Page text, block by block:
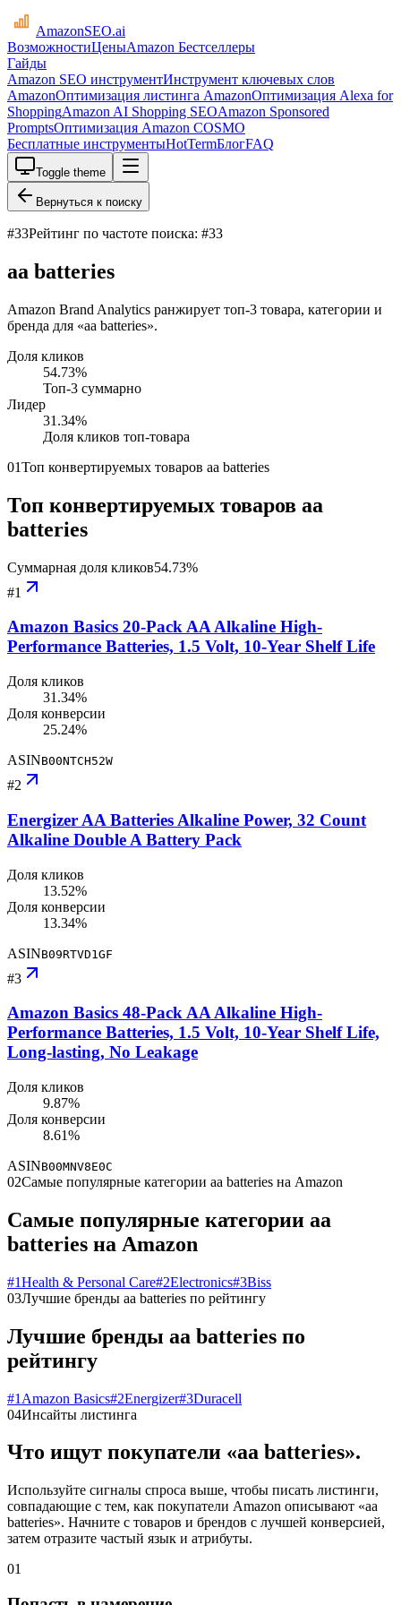
AmazonSEO.ai
ВозможностиЦеныAmazon Бестселлеры
Гайды
Amazon SEO инструментИнструмент ключевых слов
AmazonОптимизация листинга AmazonОптимизация Alexa for
ShoppingAmazon AI Shopping SEOAmazon Sponsored
PromptsОптимизация Amazon COSMO
Бесплатные инструментыHotTermБлогFAQ
Toggle theme
Вернуться к поиску
#33Рейтинг по частоте поиска: #33
aa batteries
Amazon Brand Analytics ранжирует топ-3 товара, категории и
бренда для «aa batteries».
Доля кликов
54.73%
Топ-3 суммарно
Лидер
31.34%
Доля кликов топ-товара
01Топ конвертируемых товаров aa batteries
Топ конвертируемых товаров aa
batteries
Суммарная доля кликов54.73%
#1
Amazon Basics 20-Pack AA Alkaline High-
Performance Batteries, 1.5 Volt, 10-Year Shelf Life
Доля кликов
31.34%
Доля конверсии
25.24%
ASINB00NTCH52W
#2
Energizer AA Batteries Alkaline Power, 32 Count
Alkaline Double A Battery Pack
Доля кликов
13.52%
Доля конверсии
13.34%
ASINB09RTVD1GF
#3
Amazon Basics 48-Pack AA Alkaline High-
Performance Batteries, 1.5 Volt, 10-Year Shelf Life,
Long-lasting, No Leakage
Доля кликов
9.87%
Доля конверсии
8.61%
ASINB00MNV8E0C
02Самые популярные категории aa batteries на Amazon
Самые популярные категории aa
batteries на Amazon
#1Health & Personal Care#2Electronics#3Biss
03Лучшие бренды aa batteries по рейтингу
Лучшие бренды aa batteries по
рейтингу
#1 Amazon Basics#2Energizer#3Duracell
04Инсайты листинга
Что ищут покупатели «aa batteries».
Используйте сигналы спроса выше, чтобы писать листинги,
совпадающие с тем, как покупатели Amazon описывают «aa
batteries». Начните с товаров и брендов с лучшей конверсией,
затем отразите частый язык и атрибуты.
01